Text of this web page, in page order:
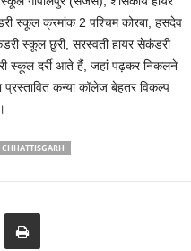
स्कूल क्रमांक 2 पश्चिम कोरबा, हसदेव
स्कूल छुरी, सरस्वती हायर सेकंडरी
स्कूल दर्री आते हैं, जहां पढ़कर निकलने
प्रस्तावित कन्या कॉलेज बेहतर विकल्प